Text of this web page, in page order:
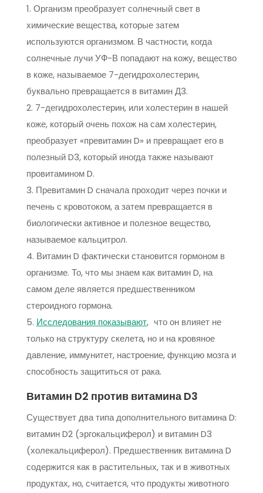
Организм преобразует солнечный свет в
химические вещества, которые затем
используются организмом. В частности, когда
солнечные лучи УФ-В попадают на кожу, вещество
в коже, называемое 7-дегидрохолестерин,
буквально превращается в витамин Д3.
7-дегидрохолестерин, или холестерин в нашей
коже, который очень похож на сам холестерин,
преобразует «превитамин D» и превращает его в
полезный D3, который иногда также называют
провитамином D.
Превитамин D сначала проходит через почки и
печень с кровотоком, а затем превращается в
биологически активное и полезное вещество,
называемое кальцитрол.
Витамин D фактически становится гормоном в
организме. То, что мы знаем как витамин D, на
самом деле является предшественником
стероидного гормона.
Исследования показывают, что он влияет не
только на структуру скелета, но и на кровяное
давление, иммунитет, настроение, функцию мозга и
способность защититься от рака.
Витамин D2 против витамина D3
Существует два типа дополнительного витамина D:
витамин D2 (эргокальциферол) и витамин D3
(холекальциферол). Предшественник витамина D
содержится как в растительных, так и в животных
продуктах, но, считается, что продукты животного